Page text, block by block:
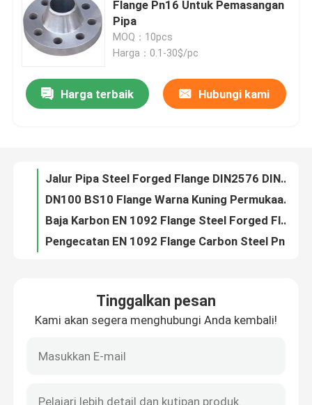
Produk
Tentang kita
Kontrol kualitas
Hubungi kami
Flensa Pipa Baja
Flensa Pipa DIN
Flensa Pipa ANSI
Flange Pn16 Untuk Pemasangan
Pipa
MOQ：10pcs
Harga：0.1-30$/pc
Harga terbaik Hubungi kami
Jalur Pipa Steel Forged Flange DIN2576 DIN2502 PN10 PN16
1/2 "-60" Flensa Baja Karbon Tempa CLASS150 CLASS300
Flange Pipa Baja Standar ANSI ASME Class150 Black Painting
Tinggalkan pesan
Kami akan segera menghubungi Anda kembali!